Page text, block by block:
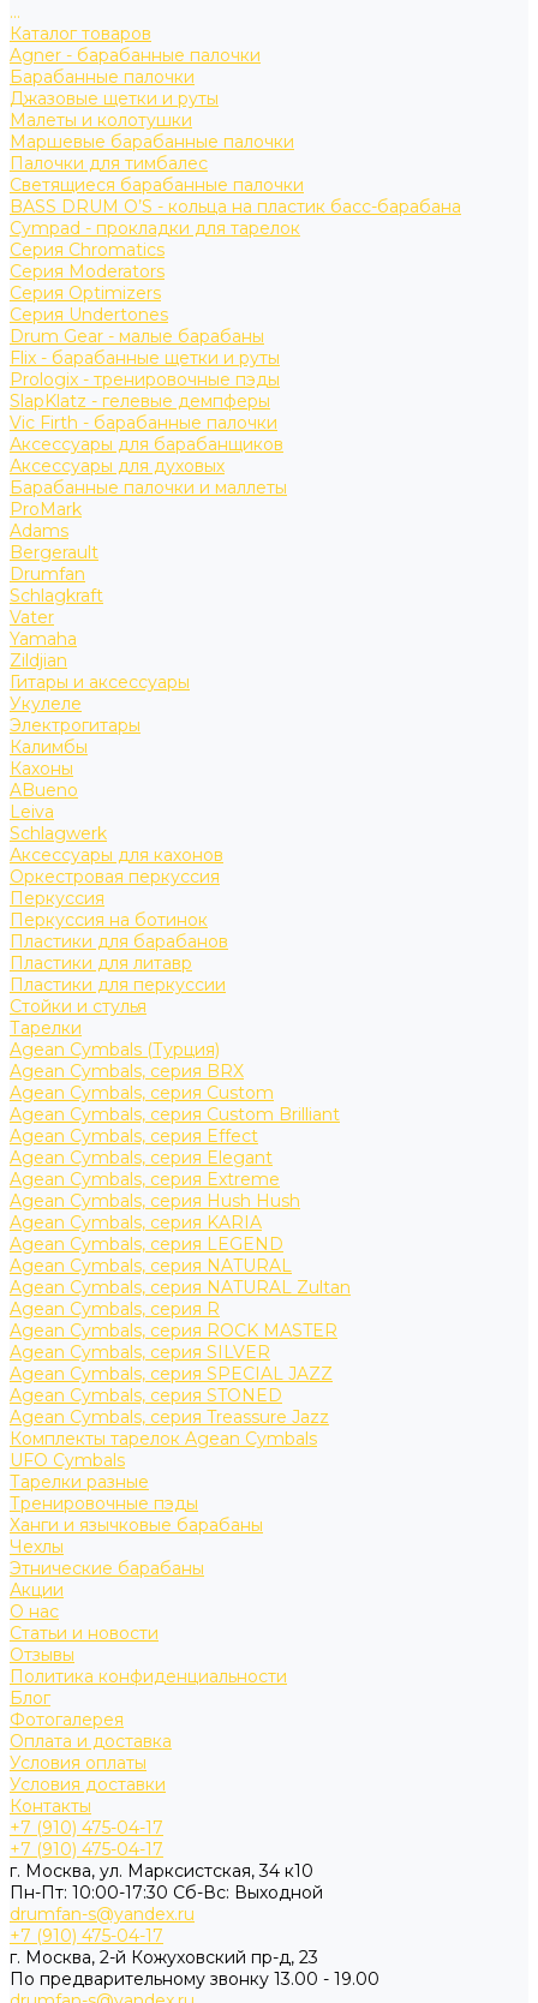
...
Каталог товаров
Agner - барабанные палочки
Барабанные палочки
Джазовые щетки и руты
Малеты и колотушки
Маршевые барабанные палочки
Палочки для тимбалес
Светящиеся барабанные палочки
BASS DRUM O’S - кольца на пластик басс-барабана
Cympad - прокладки для тарелок
Серия Chromatics
Серия Moderators
Серия Optimizers
Серия Undertones
Drum Gear - малые барабаны
Flix - барабанные щетки и руты
Prologix - тренировочные пэды
SlapKlatz - гелевые демпферы
Vic Firth - барабанные палочки
Аксессуары для барабанщиков
Аксессуары для духовых
Барабанные палочки и маллеты
ProMark
Adams
Bergerault
Drumfan
Schlagkraft
Vater
Yamaha
Zildjian
Гитары и аксессуары
Укулеле
Электрогитары
Калимбы
Кахоны
ABueno
Leiva
Schlagwerk
Аксессуары для кахонов
Оркестровая перкуссия
Перкуссия
Перкуссия на ботинок
Пластики для барабанов
Пластики для литавр
Пластики для перкуссии
Стойки и стулья
Тарелки
Agean Cymbals (Турция)
Agean Cymbals, серия BRX
Agean Cymbals, серия Custom
Agean Cymbals, серия Custom Brilliant
Agean Cymbals, серия Effect
Agean Cymbals, серия Elegant
Agean Cymbals, серия Extreme
Agean Cymbals, серия Hush Hush
Agean Cymbals, серия KARIA
Agean Cymbals, серия LEGEND
Agean Cymbals, серия NATURAL
Agean Cymbals, серия NATURAL Zultan
Agean Cymbals, серия R
Agean Cymbals, серия ROCK MASTER
Agean Cymbals, серия SILVER
Agean Cymbals, серия SPECIAL JAZZ
Agean Cymbals, серия STONED
Agean Cymbals, серия Treassure Jazz
Комплекты тарелок Agean Cymbals
UFO Cymbals
Тарелки разные
Тренировочные пэды
Ханги и язычковые барабаны
Чехлы
Этнические барабаны
Акции
О нас
Статьи и новости
Отзывы
Политика конфиденциальности
Блог
Фотогалерея
Оплата и доставка
Условия оплаты
Условия доставки
Контакты
+7 (910) 475-04-17
+7 (910) 475-04-17
г. Москва, ул. Марксистская, 34 к10
Пн-Пт: 10:00-17:30 Cб-Вс: Выходной
drumfan-s@yandex.ru
+7 (910) 475-04-17
г. Москва, 2-й Кожуховский пр-д, 23
По предварительному звонку 13.00 - 19.00